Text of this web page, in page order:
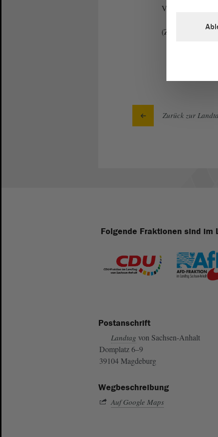
Vielen Dank.
(Zustimmung bei
Zurück zur
Folgende Fraktionen sind im
Postanschrift
Landtag von Sachsen-Anhalt
Domplatz 6–9
39104 Magdeburg
Wegbeschreibung
Auf Google Maps